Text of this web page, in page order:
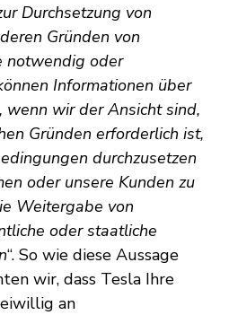
Durchsetzung von
Gründen von
notwendig oder
Informationen über
wenn wir der Ansicht sind,
Gründen erforderlich ist,
durchzusetzen
oder unsere Kunden zu
Weitergabe von
oder staatliche
“. So wie diese Aussage
wir, dass Tesla Ihre
an